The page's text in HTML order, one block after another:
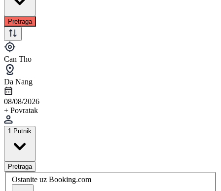
Pretraga
Can Tho
Da Nang
08/08/2026
+ Povratak
1 Putnik
Pretraga
Ostanite uz Booking.com